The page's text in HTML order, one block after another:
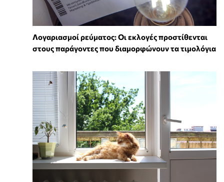
Λογαριασμοί ρεύματος: Οι εκλογές προστίθενται
στους παράγοντες που διαμορφώνουν τα τιμολόγια